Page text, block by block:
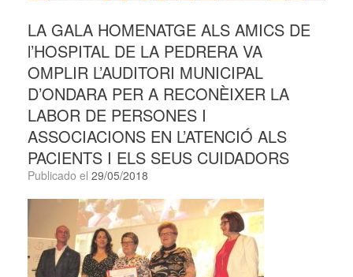
LA GALA HOMENATGE ALS AMICS DE
l’HOSPITAL DE LA PEDRERA VA
OMPLIR L’AUDITORI MUNICIPAL
D’ONDARA PER A RECONÈIXER LA
LABOR DE PERSONES I
ASSOCIACIONS EN L’ATENCIÓ ALS
PACIENTS I ELS SEUS CUIDADORS
Publicado el 29/05/2018